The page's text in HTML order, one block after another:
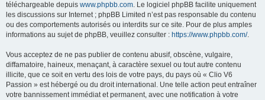
téléchargeable depuis www.phpbb.com. Le logiciel phpBB facilite uniquement
les discussions sur Internet ; phpBB Limited n’est pas responsable du contenu
ou des comportements autorisés ou interdits sur ce site. Pour de plus amples
informations au sujet de phpBB, veuillez consulter : https://www.phpbb.com/.
Vous acceptez de ne pas publier de contenu abusif, obscène, vulgaire,
diffamatoire, haineux, menaçant, à caractère sexuel ou tout autre contenu
illicite, que ce soit en vertu des lois de votre pays, du pays où « Clio V6
Passion » est hébergé ou du droit international. Une telle action peut entraîner
votre bannissement immédiat et permanent, avec une notification à votre